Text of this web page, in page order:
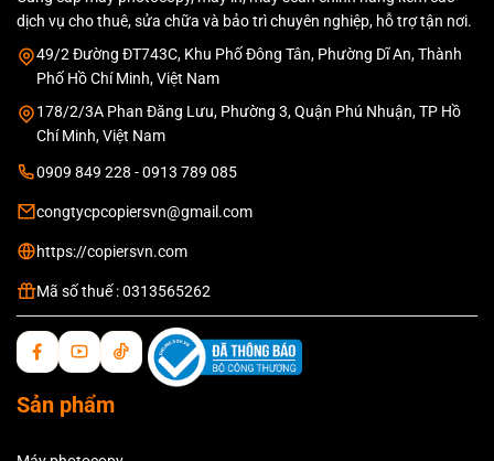
dịch vụ cho thuê, sửa chữa và bảo trì chuyên nghiệp, hỗ trợ tận nơi.
49/2 Đường ĐT743C, Khu Phố Đông Tân, Phường Dĩ An, Thành
Phố Hồ Chí Minh, Việt Nam
178/2/3A Phan Đăng Lưu, Phường 3, Quận Phú Nhuận, TP Hồ
Chí Minh, Việt Nam
0909 849 228 - 0913 789 085
congtycpcopiersvn@gmail.com
https://copiersvn.com
Mã số thuế : 0313565262
Sản phẩm